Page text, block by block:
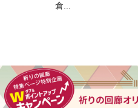
倉...